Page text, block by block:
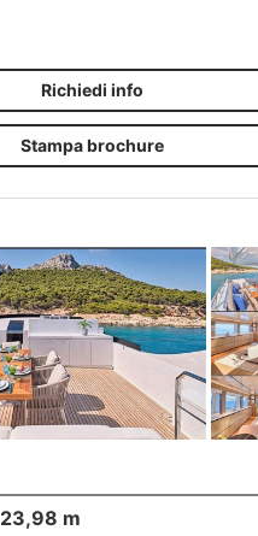
Richiedi info
Stampa brochure
23,98 m